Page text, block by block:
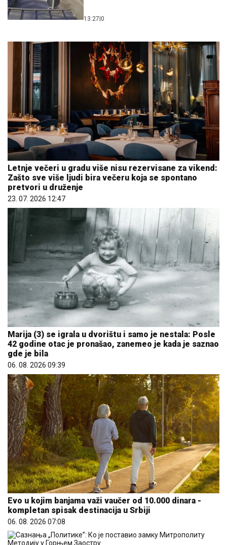
13:27|0
Letnje večeri u gradu više nisu rezervisane za vikend:
Zašto sve više ljudi bira večeru koja se spontano
pretvori u druženje
23. 07. 2026 12:47
Marija (3) se igrala u dvorištu i samo je nestala: Posle
42 godine otac je pronašao, zanemeo je kada je saznao
gde je bila
06. 08. 2026 09:39
Evo u kojim banjama važi vaučer od 10.000 dinara -
kompletan spisak destinacija u Srbiji
06. 08. 2026 07:08